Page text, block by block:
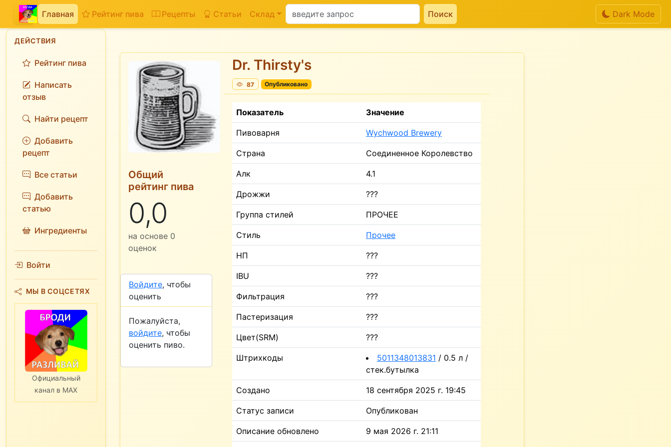
Главная Рейтинг пива Рецепты Статьи Склад Поиск Dark Mode
ДЕЙСТВИЯ
Рейтинг пива
Написать
отзыв
Найти рецепт
Добавить
рецепт
Все статьи
Добавить
статью
Ингредиенты
Войти
МЫ В СОЦСЕТЯХ
Официальный
канал в MAX
Общий
рейтинг пива
0,0
на основе 0
оценок
Войдите, чтобы
оценить
Пожалуйста,
войдите, чтобы
оценить пиво.
Dr. Thirsty's
87 Опубликовано
Показатель Значение
Пивоварня Wychwood Brewery
Страна Соединенное Королевство
Алк 4.1
Дрожжи ???
Группа стилей ПРОЧЕЕ
Стиль Прочее
НП ???
IBU ???
Фильтрация ???
Пастеризация ???
Цвет(SRM) ???
Штрихкоды 5011348013831 / 0.5 л /
стек.бутылка
Создано 18 сентября 2025 г. 19:45
Статус записи Опубликован
Описание обновлено 9 мая 2026 г. 21:11